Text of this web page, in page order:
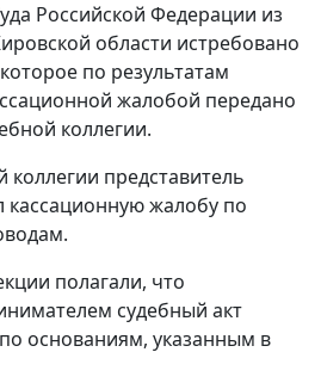
Российской Федерации из
области истребовано
по результатам
жалобой передано
коллегии.
коллегии представитель
кассационную жалобу по
полагали, что
судебный акт
основаниям, указанным в